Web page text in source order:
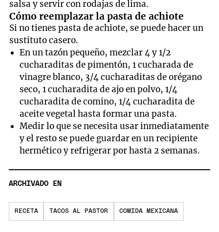
salsa y servir con rodajas de lima.
Cómo reemplazar la pasta de achiote
Si no tienes pasta de achiote, se puede hacer un
sustituto casero.
En un tazón pequeño, mezclar 4 y 1/2
cucharaditas de pimentón, 1 cucharada de
vinagre blanco, 3/4 cucharaditas de orégano
seco, 1 cucharadita de ajo en polvo, 1/4
cucharadita de comino, 1/4 cucharadita de
aceite vegetal hasta formar una pasta.
Medir lo que se necesita usar inmediatamente
y el resto se puede guardar en un recipiente
hermético y refrigerar por hasta 2 semanas.
ARCHIVADO EN
RECETA TACOS AL PASTOR COMIDA MEXICANA